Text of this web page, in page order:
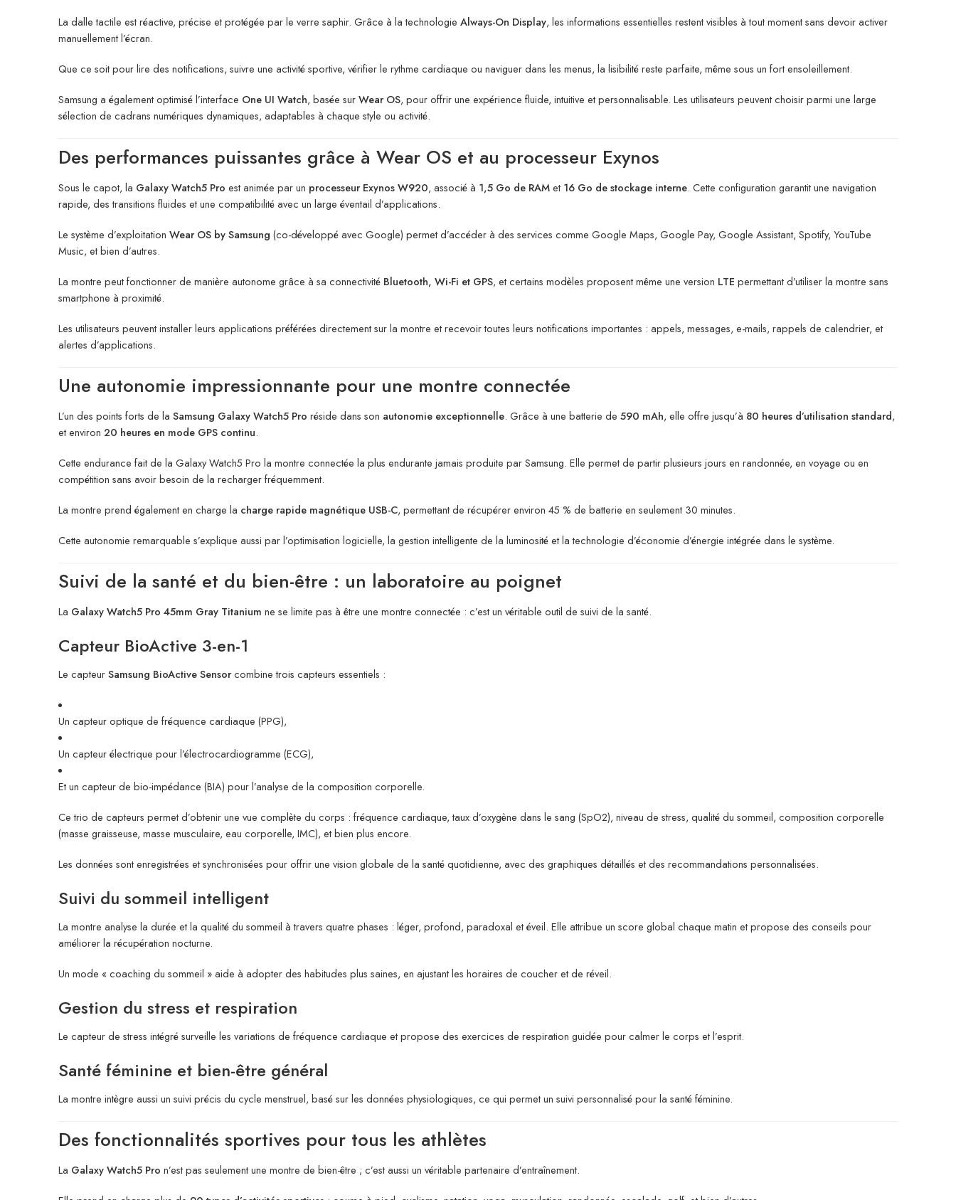
La dalle tactile est réactive, précise et protégée par le verre saphir. Grâce à la technologie Always-On Display, les informations essentielles restent visibles à tout moment sans devoir activer
manuellement l’écran.
Que ce soit pour lire des notifications, suivre une activité sportive, vérifier le rythme cardiaque ou naviguer dans les menus, la lisibilité reste parfaite, même sous un fort ensoleillement.
Samsung a également optimisé l’interface One UI Watch, basée surWear OS, pour offrir une expérience fluide, intuitive et personnalisable. Les utilisateurs peuvent choisir parmi une large
sélection de cadrans numériques dynamiques, adaptables à chaque style ou activité.
Des performances puissantes grâce à Wear OS et au processeur Exynos
Sous le capot, la Galaxy Watch5 Pro est animée par un processeur Exynos W920, associé à 1,5 Go de RAMet 16 Go de stockage interne. Cette configuration garantit une navigation
rapide, des transitions fluides et une compatibilité avec un large éventail d’applications.
Le système d’exploitation Wear OS by Samsung (co-développé avec Google) permet d’accéder à des services comme Google Maps, Google Pay, Google Assistant, Spotify, YouTube
Music, et bien d’autres.
La montre peut fonctionner de manière autonome grâce à sa connectivité Bluetooth, Wi-Fi et GPS, et certains modèles proposent même une version LTE permettant d’utiliser la montre sans
smartphone à proximité.
Les utilisateurs peuvent installer leurs applications préférées directement sur la montre et recevoir toutes leurs notifications importantes : appels, messages, e-mails, rappels de calendrier, et
alertes d’applications.
Une autonomie impressionnante pour une montre connectée
L’un des points forts de la Samsung Galaxy Watch5 Pro réside dans son autonomie exceptionnelle. Grâce à une batterie de 590 mAh, elle offre jusqu’à 80 heures d’utilisation standard,
et environ 20 heures en mode GPS continu.
Cette endurance fait de la Galaxy Watch5 Pro la montre connectée la plus endurante jamais produite par Samsung. Elle permet de partir plusieurs jours en randonnée, en voyage ou en
compétition sans avoir besoin de la recharger fréquemment.
La montre prend également en charge la charge rapide magnétique USB-C, permettant de récupérer environ 45 % de batterie en seulement 30 minutes.
Cette autonomie remarquable s’explique aussi par l’optimisation logicielle, la gestion intelligente de la luminosité et la technologie d’économie d’énergie intégrée dans le système.
Suivi de la santé et du bien-être : un laboratoire au poignet
La Galaxy Watch5 Pro 45mm Gray Titanium ne se limite pas à être une montre connectée : c’est un véritable outil de suivi de la santé.
Capteur BioActive 3-en-1
Le capteurSamsung BioActive Sensorcombine trois capteurs essentiels :
Un capteur optique de fréquence cardiaque (PPG),
Un capteur électrique pour l’électrocardiogramme (ECG),
Et un capteur de bio-impédance (BIA) pour l’analyse de la composition corporelle.
Ce trio de capteurs permet d’obtenir une vue complète du corps : fréquence cardiaque, taux d’oxygène dans le sang (SpO2), niveau de stress, qualité du sommeil, composition corporelle
(masse graisseuse, masse musculaire, eau corporelle, IMC), et bien plus encore.
Les données sont enregistrées et synchronisées pour offrir une vision globale de la santé quotidienne, avec des graphiques détaillés et des recommandations personnalisées.
Suivi du sommeil intelligent
La montre analyse la durée et la qualité du sommeil à travers quatre phases : léger, profond, paradoxal et éveil. Elle attribue un score global chaque matin et propose des conseils pour
améliorer la récupération nocturne.
Un mode « coaching du sommeil » aide à adopter des habitudes plus saines, en ajustant les horaires de coucher et de réveil.
Gestion du stress et respiration
Le capteur de stress intégré surveille les variations de fréquence cardiaque et propose des exercices de respiration guidée pour calmer le corps et l’esprit.
Santé féminine et bien-être général
La montre intègre aussi un suivi précis du cycle menstruel, basé sur les données physiologiques, ce qui permet un suivi personnalisé pour la santé féminine.
Des fonctionnalités sportives pour tous les athlètes
La Galaxy Watch5 Pro n’est pas seulement une montre de bien-être ; c’est aussi un véritable partenaire d’entraînement.